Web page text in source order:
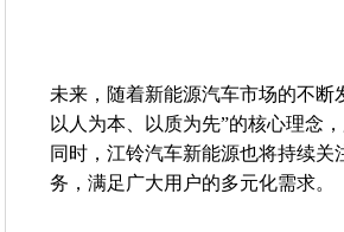
未来，随着新能源汽车市场的不断
以人为本、以质为先”的核心理念
同时，江铃汽车新能源也将持续
务，满足广大用户的多元化需求。